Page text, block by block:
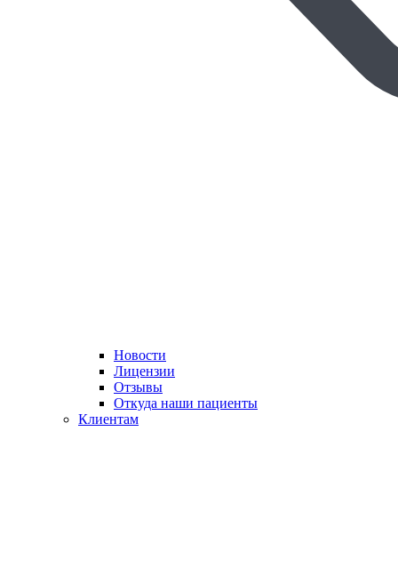
Новости
Лицензии
Отзывы
Откуда наши пациенты
Клиентам